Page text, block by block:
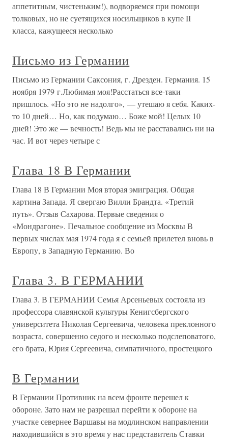
аппетитным, чистеньким!), водворяемся при помощи
толковых, но не суетящихся носильщиков в купе II
класса, кажущееся несколько
Письмо из Германии
Письмо из Германии Саксония, г. Дрезден. Германия. 15
ноября 1979 г.Любимая моя!Расстаться все-таки
пришлось. «Но это не надолго», — утешаю я себя. Каких-
то 10 дней… Но, как подумаю… Боже мой! Целых 10
дней! Это же — вечность! Ведь мы не расставались ни на
час. И вот через четыре с
Глава 18 В Германии
Глава 18 В Германии Моя вторая эмиграция. Общая
картина Запада. Я свергаю Вилли Брандта. «Третий
путь». Отзыв Сахарова. Первые сведения о
«Мондрагоне». Печальное сообщение из Москвы В
первых числах мая 1974 года я с семьей прилетел вновь в
Европу, в Западную Германию. Во
Глава 3. В ГЕРМАНИИ
Глава 3. В ГЕРМАНИИ Семья Арсеньевых состояла из
профессора славянской культуры Кенигсбергского
университета Николая Сергеевича, человека преклонного
возраста, совершенно седого и несколько подслеповатого,
его брата, Юрия Сергеевича, симпатичного, простецкого
В Германии
В Германии Противник на всем фронте перешел к
обороне. Зато нам не разрешал перейти к обороне на
участке севернее Варшавы на модлинском направлении
находившийся в это время у нас представитель Ставки